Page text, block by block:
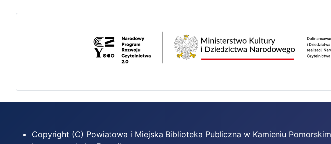
Copyright (C) Powiatowa i Miejska Biblioteka Publiczna w Kamieniu Pomorskim